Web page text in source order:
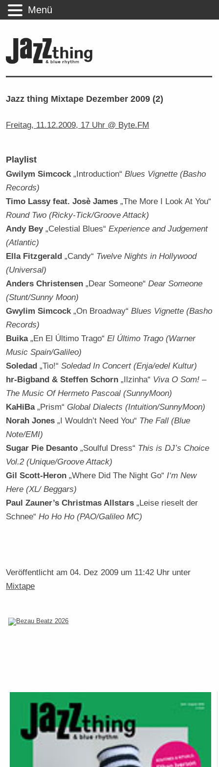
Jazz thing Mixtape Dezember 2009 (2)
Freitag, 11.12.2009, 17 Uhr @ Byte.FM
Playlist
Gwilym Simcock„Introduction“Blues Vignette (Basho
Records)
Timo Lassy feat. Josè James „The More I Look At You“
Round Two (Ricky-Tick/Groove Attack)
Andy Bey„Celestial Blues“Experience and Judgement
(Atlantic)
Ella Fitzgerald „Candy“ Twelve Nights in Hollywood
(Universal)
Anders Christensen „Dear Someone“Dear Someone
(Stunt/Sunny Moon)
Gwylim Simcock„On Broadway“Blues Vignette (Basho
Records)
Buika„En El Último Trago“El Último Trago (Warner
Music Spain/Galileo)
Soledad „Tio!“Soledad In Concert (Enja/edel Kultur)
hr-Bigband & Steffen Schorn„Ilzinha“ Viva O Som! –
The Music Of Hermeto Pascoal (SunnyMoon)
KaHiBa„Prism“ Global Dialects (Intuition/SunnyMoon)
Norah Jones „I Wouldn’t Need You“ The Fall (Blue
Note/EMI)
Sugar Pie Desanto „Soulful Dress“ This is DJ’s Choice
Vol.2 (Unique/Groove Attack)
Gil Scott-Heron „Where Did The Night Go“I‘m New
Here (XL/ Beggars)
Paul Zauner’s Christmas Allstars „Leise rieselt der
Schnee“Ho Ho Ho (PAO/Galileo MC)
Veröffentlicht am04. Dez 2009 um 11:42 Uhr unter
Mixtape
Menü